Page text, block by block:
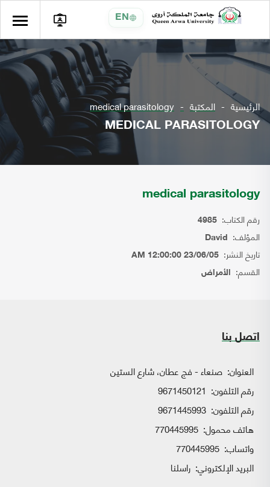
EN
الرئيسية المكتبة medical parasitology
MEDICAL PARASITOLOGY
medical parasitology
رقم الكتاب: 4985
المؤلف: David
تاريخ النشر: 23/06/05 12:00:00 AM
القسم: الأمراض
اتصل بنا
العنوان: صنعاء - فج عطان، شارع الستين
رقم التلفون: 9671450121
رقم التلفون: 9671445993
هاتف محمول: 770445995
واتساب:
البريد الإلكتروني: راسلنا